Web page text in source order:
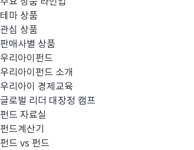
테마 상품
관심 상품
판매사별 상품
우리아이펀드
우리아이펀드 소개
우리아이 경제교육
글로벌 리더 대장정 캠프
펀드 자료실
펀드계산기
펀드 vs 펀드
경영공시